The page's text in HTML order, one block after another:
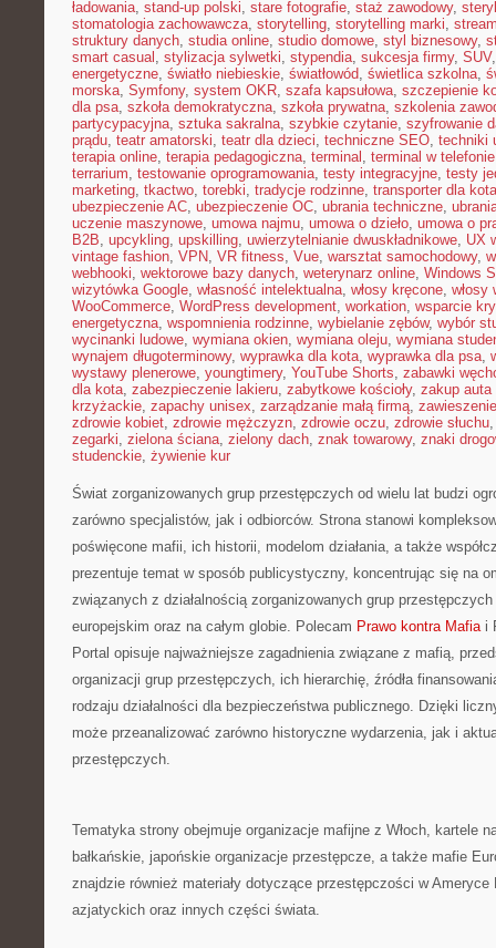
ładowania, stand-up polski, stare fotografie, staż zawodowy,
stomatologia zachowawcza, storytelling, storytelling marki,
struktury danych, studia online, studio domowe, styl biznesowy,
smart casual , stylizacja sylwetki, stypendia, sukcesja firmy, SUV
energetyczne, światło niebieskie, światłowód, świetlica szkolna,
morska, Symfony, system OKR, szafa kapsułowa, szczepienie
dla psa, szkoła demokratyczna, szkoła prywatna, szkolenia
partycypacyjna, sztuka sakralna, szybkie czytanie, szyfrowanie
prądu, teatr amatorski, teatr dla dzieci, techniczne SEO, techniki
terapia online, terapia pedagogiczna, terminal , terminal w telefonie
terrarium, testowanie oprogramowania, testy integracyjne, testy
marketing, tkactwo, torebki, tradycje rodzinne, transporter dla kota
ubezpieczenie AC, ubezpieczenie OC, ubrania techniczne,
uczenie maszynowe, umowa najmu, umowa o dzieło, umowa o
B2B, upcykling, upskilling, uwierzytelnianie dwuskładnikowe, UX
vintage fashion, VPN, VR fitness, Vue, warsztat samochodowy,
webhooki, wektorowe bazy danych, weterynarz online, Windows
wizytówka Google, własność intelektualna, włosy kręcone, włosy
WooCommerce, WordPress development, workation, wsparcie
energetyczna, wspomnienia rodzinne, wybielanie zębów, wybór
wycinanki ludowe, wymiana okien, wymiana oleju, wymiana
wynajem długoterminowy, wyprawka dla kota, wyprawka dla psa,
wystawy plenerowe, youngtimery, YouTube Shorts, zabawki
dla kota, zabezpieczenie lakieru, zabytkowe kościoły, zakup auta
krzyżackie, zapachy unisex, zarządzanie małą firmą, zawieszenie
zdrowie kobiet, zdrowie mężczyzn, zdrowie oczu, zdrowie słuchu
zegarki, zielona ściana, zielony dach, znak towarowy, znaki
studenckie, żywienie kur
Świat zorganizowanych grup przestępczych od wielu lat budzi
zarówno specjalistów, jak i odbiorców. Strona stanowi
poświęcone mafii, ich historii, modelom działania, a także
prezentuje temat w sposób publicystyczny, koncentrując się na
związanych z działalnością zorganizowanych grup
europejskim oraz na całym globie. Polecam Prawo kontra Mafiai
Portal opisuje najważniejsze zagadnienia związane z mafią,
organizacji grup przestępczych, ich hierarchię, źródła
rodzaju działalności dla bezpieczeństwa publicznego. Dzięki
może przeanalizować zarówno historyczne wydarzenia, jak i
przestępczych.
Tematyka strony obejmuje organizacje mafijne z Włoch, kartele
bałkańskie, japońskie organizacje przestępcze, a także mafie
znajdzie również materiały dotyczące przestępczości w Ameryce
azjatyckich oraz innych części świata.